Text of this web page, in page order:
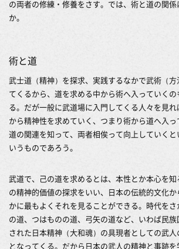
の両者の修練・修養をさす。では、術と道の関
か。
術と道
武士道（精神）を探求、実践するなかで武術（
てくるから、道を求める中から術へ入っていく
る。だが一般に武道場に入門してくる人々を見
から精神性を求めていく、つまり術から道へ入
道の関連を知って、両者相俟って向上していく
いうものであろう。
武道で、己の道を求めるとは、本性とか本心を
の精神的価値の探求をいい、日本の伝統的文化
かに最もよくそれを見ることができる。時代を
の道、つはものの道、弓矢の道など、いわば民
された日本精神（大和魂）の具現者としての武
となってくる。だから日本の武人の精神と事跡